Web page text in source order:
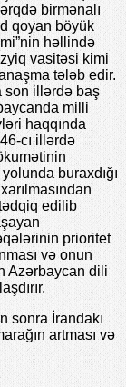
birmənalı
qoyan böyük
həllində
vasitəsi kimi
tələb edir.
son illərdə baş
milli
haqqında
cı illərdə
buraxdığı
edilib
prioritet
və onun
Azərbaycan dili
sonra İrandakı
artması və